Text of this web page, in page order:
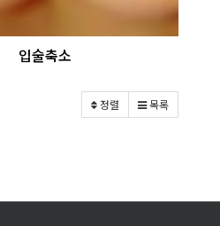
입술축소
정렬 목록